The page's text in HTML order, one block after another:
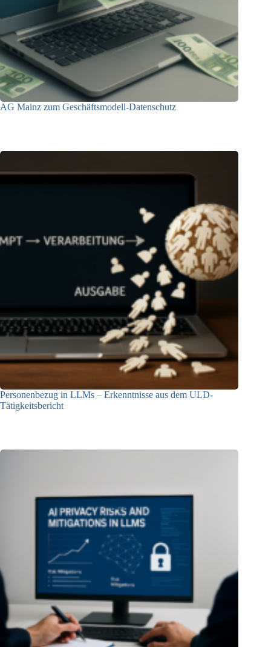
AG Mainz zum Geschäftsmodell-Datenschutz
Personenbezug in LLMs – Erkenntnisse aus dem ULD-
Tätigkeitsbericht